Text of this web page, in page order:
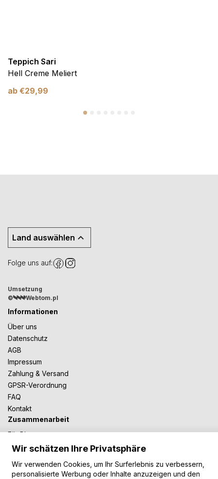
Teppich Sari
Hell Creme Meliert
ab €29,99
Land auswählen
Folge uns auf:
Umsetzung
©
Webtom.pl
Informationen
Über uns
Datenschutz
AGB
Impressum
Zahlung & Versand
GPSR-Verordnung
FAQ
Kontakt
Zusammenarbeit
Für Blogger
B2B-Zusammenarbeit
Moderne Teppiche
Wir schätzen Ihre Privatsphäre
Wir verwenden Cookies, um Ihr Surferlebnis zu verbessern,
personalisierte Werbung oder Inhalte anzuzeigen und den